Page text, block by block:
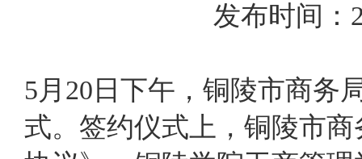
发布时间：
5月20日下午，铜陵市商务
式。签约仪式上，铜陵市